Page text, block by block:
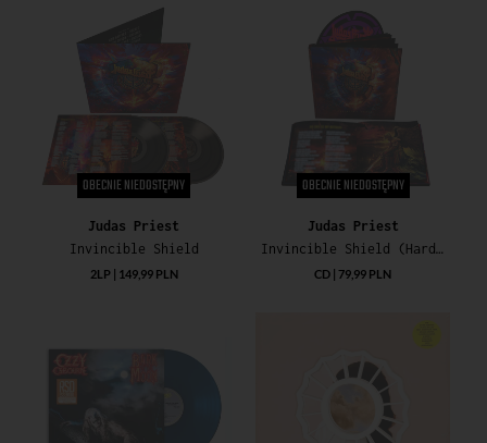
OBECNIE NIEDOSTĘPNY
Judas Priest
Invincible Shield
2LP | 149,99 PLN
OBECNIE NIEDOSTĘPNY
Judas Priest
Invincible Shield (Hardback Deluxe CD)
CD | 79,99 PLN